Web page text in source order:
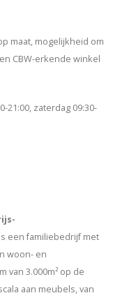
maat, mogelijkheid om
CBW-erkende winkel
21:00, zaterdag 09:30-
een familiebedrijf met
woon- en
van 3.000m² op de
aan meubels, van